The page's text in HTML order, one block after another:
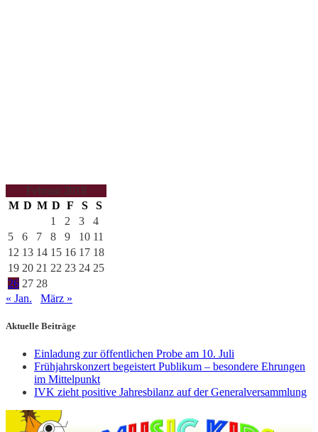
Februar 2018
M D M D F S
S
1
2 3
4
5
6 7 8 9 10 11
12 13 14 15 16 17 18
19 20 21 22 23 24 25
26 27 28
« Jan.
März »
Aktuelle Beiträge
Einladung zur öffentlichen Probe am 10. Juli
Frühjahrskonzert begeistert Publikum – besondere Ehrungen
im Mittelpunkt
IVK zieht positive Jahresbilanz auf der Generalversammlung